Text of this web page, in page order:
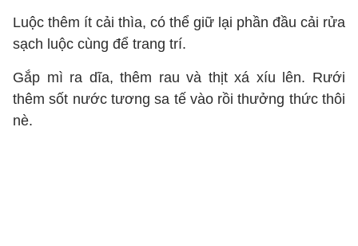
Luộc thêm ít cải thìa, có thể giữ lại phần đầu cải rửa
sạch luộc cùng để trang trí.
Gắp mì ra dĩa, thêm rau và thịt xá xíu lên. Rưới
thêm sốt nước tương sa tế vào rồi thưởng thức thôi
nè.